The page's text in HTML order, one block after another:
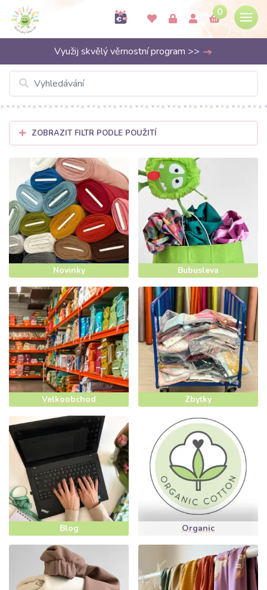
0
Využij skvělý věrnostní program >>
ZOBRAZIT FILTR PODLE POUŽITÍ
Novinky Bubusleva
Velkoobchod Zbytky
Blog Organic